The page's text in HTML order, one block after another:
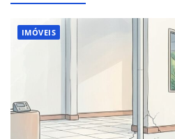
IMÓVEIS